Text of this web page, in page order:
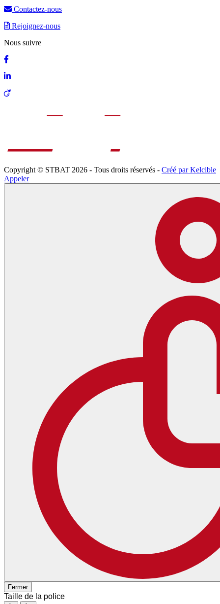
Contactez-nous
Rejoignez-nous
Nous suivre
Copyright © STBAT 2026 - Tous droits réservés - Créé par Kelcible
Appeler
Fermer
Taille de la police